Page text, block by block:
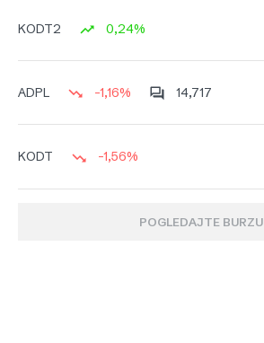
KODT2 0,24%
ADPL -1,16% 14,717
KODT -1,56%
POGLEDAJTE BURZU